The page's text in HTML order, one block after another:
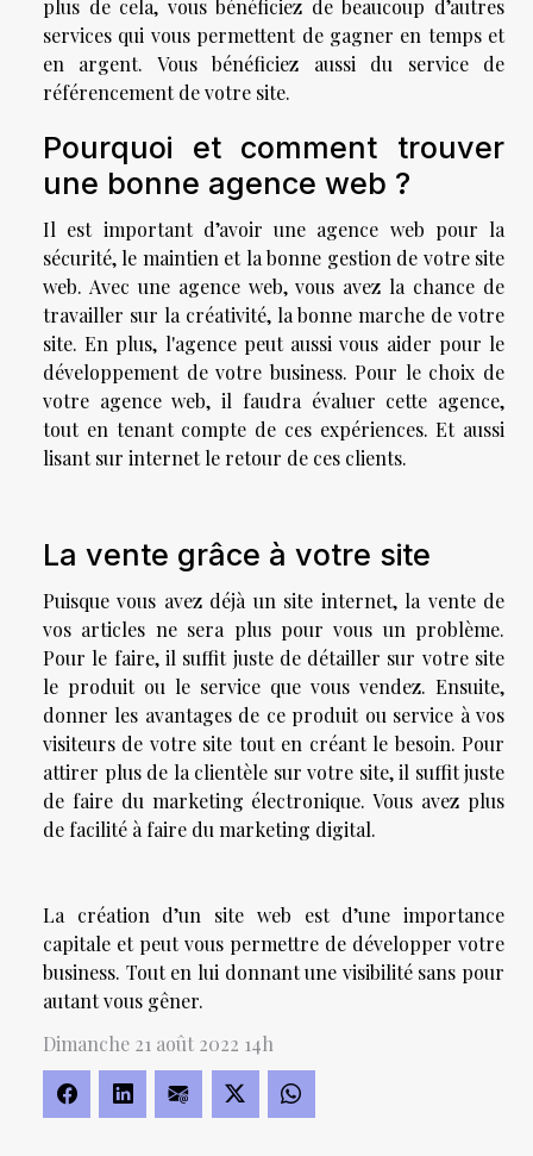
plus de cela, vous bénéficiez de beaucoup d’autres
services qui vous permettent de gagner en temps et
en argent. Vous bénéficiez aussi du service de
référencement de votre site.
Pourquoi et comment trouver
une bonne agence web ?
Il est important d’avoir une agence web pour la
sécurité, le maintien et la bonne gestion de votre site
web. Avec une agence web, vous avez la chance de
travailler sur la créativité, la bonne marche de votre
site. En plus, l'agence peut aussi vous aider pour le
développement de votre business. Pour le choix de
votre agence web, il faudra évaluer cette agence,
tout en tenant compte de ces expériences. Et aussi
lisant sur internet le retour de ces clients.
La vente grâce à votre site
Puisque vous avez déjà un site internet, la vente de
vos articles ne sera plus pour vous un problème.
Pour le faire, il suffit juste de détailler sur votre site
le produit ou le service que vous vendez. Ensuite,
donner les avantages de ce produit ou service à vos
visiteurs de votre site tout en créant le besoin. Pour
attirer plus de la clientèle sur votre site, il suffit juste
de faire du marketing électronique. Vous avez plus
de facilité à faire du marketing digital.
La création d’un site web est d’une importance
capitale et peut vous permettre de développer votre
business. Tout en lui donnant une visibilité sans pour
autant vous gêner.
Dimanche 21 août 2022 14h